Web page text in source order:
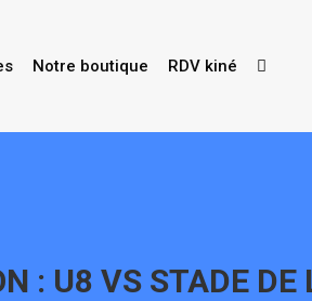
Notre boutique RDV kiné
: U8 VS STADE DE